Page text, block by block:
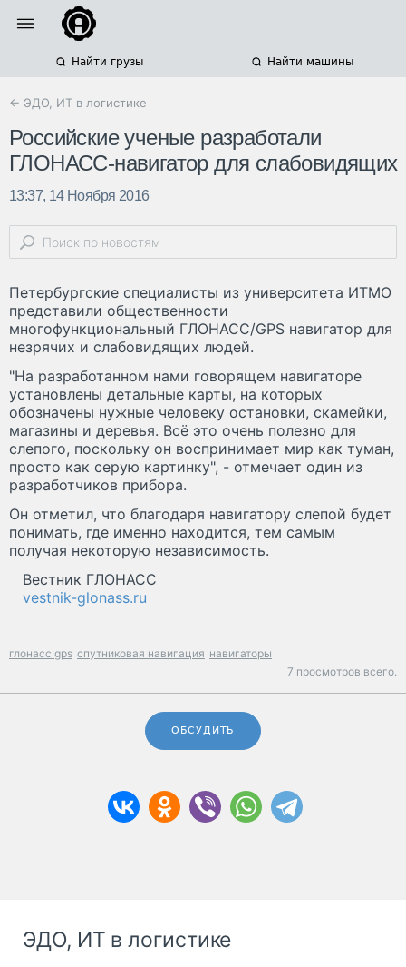
Найти грузы Найти машины
← ЭДО, ИТ в логистике
Российские ученые разработали
ГЛОНАСС-навигатор для слабовидящих
13:37, 14 Ноября 2016
Петербургские специалисты из университета ИТМО
представили общественности
многофункциональный ГЛОНАСС/GPS навигатор для
незрячих и слабовидящих людей.
"На разработанном нами говорящем навигаторе
установлены детальные карты, на которых
обозначены нужные человеку остановки, скамейки,
магазины и деревья. Всё это очень полезно для
слепого, поскольку он воспринимает мир как туман,
просто как серую картинку", - отмечает один из
разработчиков прибора.
Он отметил, что благодаря навигатору слепой будет
понимать, где именно находится, тем самым
получая некоторую независимость.
Вестник ГЛОНАСС
vestnik-glonass.ru
глонасс gps спутниковая навигация навигаторы
7 просмотров всего.
ОБСУДИТЬ
ЭДО, ИТ в логистике